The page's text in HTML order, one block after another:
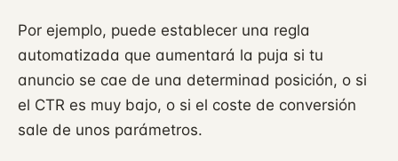
Por ejemplo, puede establecer una regla
automatizada que aumentará la puja si tu
anuncio se cae de una determinad posición, o si
el CTR es muy bajo, o si el coste de conversión
sale de unos parámetros.